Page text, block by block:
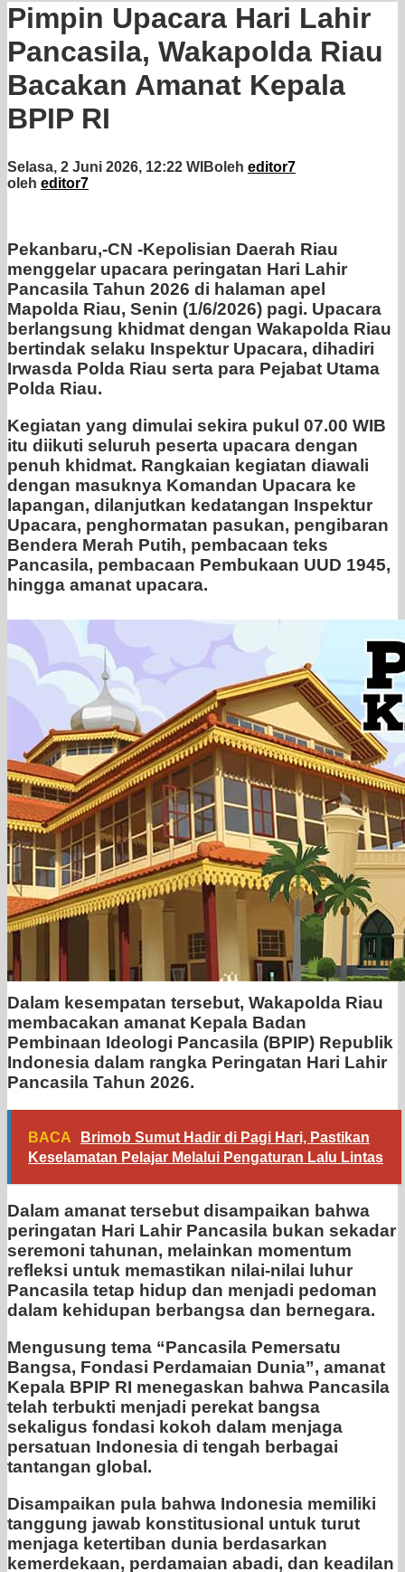
Pimpin Upacara Hari Lahir
Pancasila, Wakapolda Riau
Bacakan Amanat Kepala
BPIP RI
Selasa, 2 Juni 2026, 12:22 WIBoleh editor7
oleh editor7
Pekanbaru,-CN -Kepolisian Daerah Riau
menggelar upacara peringatan Hari Lahir
Pancasila Tahun 2026 di halaman apel
Mapolda Riau, Senin (1/6/2026) pagi. Upacara
berlangsung khidmat dengan Wakapolda Riau
bertindak selaku Inspektur Upacara, dihadiri
Irwasda Polda Riau serta para Pejabat Utama
Polda Riau.
Kegiatan yang dimulai sekira pukul 07.00 WIB
itu diikuti seluruh peserta upacara dengan
penuh khidmat. Rangkaian kegiatan diawali
dengan masuknya Komandan Upacara ke
lapangan, dilanjutkan kedatangan Inspektur
Upacara, penghormatan pasukan, pengibaran
Bendera Merah Putih, pembacaan teks
Pancasila, pembacaan Pembukaan UUD 1945,
hingga amanat upacara.
Dalam kesempatan tersebut, Wakapolda Riau
membacakan amanat Kepala Badan
Pembinaan Ideologi Pancasila (BPIP) Republik
Indonesia dalam rangka Peringatan Hari Lahir
Pancasila Tahun 2026.
BACA
Brimob Sumut Hadir di Pagi Hari, Pastikan
Keselamatan Pelajar Melalui Pengaturan Lalu Lintas
Dalam amanat tersebut disampaikan bahwa
peringatan Hari Lahir Pancasila bukan sekadar
seremoni tahunan, melainkan momentum
refleksi untuk memastikan nilai-nilai luhur
Pancasila tetap hidup dan menjadi pedoman
dalam kehidupan berbangsa dan bernegara.
Mengusung tema “Pancasila Pemersatu
Bangsa, Fondasi Perdamaian Dunia”, amanat
Kepala BPIP RI menegaskan bahwa Pancasila
telah terbukti menjadi perekat bangsa
sekaligus fondasi kokoh dalam menjaga
persatuan Indonesia di tengah berbagai
tantangan global.
Disampaikan pula bahwa Indonesia memiliki
tanggung jawab konstitusional untuk turut
menjaga ketertiban dunia berdasarkan
kemerdekaan, perdamaian abadi, dan keadilan